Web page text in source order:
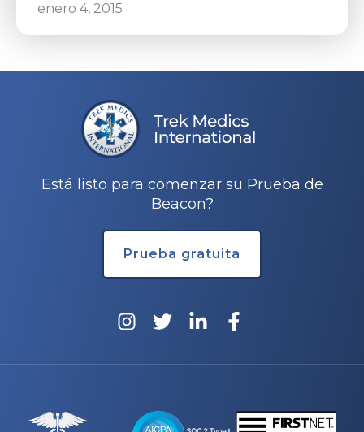
enero 4, 2015
Está listo para comenzar su Prueba de
Beacon?
Prueba gratuita